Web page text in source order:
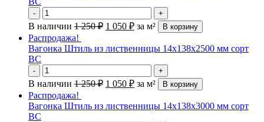
- +
В наличии 1 250₽ 1 050 ₽ за м² В корзину
Распродажа!
Вагонка Штиль из лиственницы 14х138х2500 мм сорт
ВС
- +
В наличии 1 250₽ 1 050 ₽ за м² В корзину
Распродажа!
Вагонка Штиль из лиственницы 14х138х3000 мм сорт
ВС